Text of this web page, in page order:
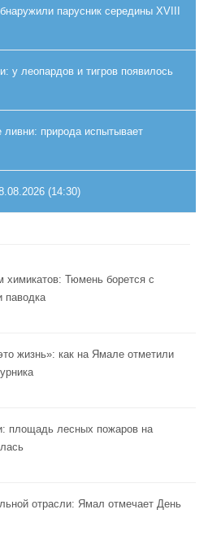
парусник середины XVIII
у леопардов и тигров появилось
ливни: природа испытывает
(14:30)
химикатов: Тюмень борется с
паводка
жизнь»: как на Ямале отметили
площадь лесных пожаров на
отрасли: Ямал отмечает День